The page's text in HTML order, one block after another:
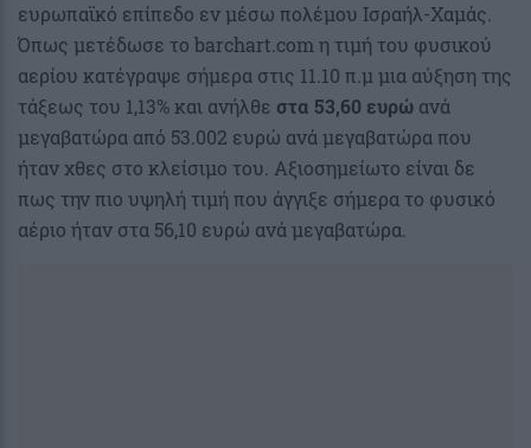
ευρωπαϊκό επίπεδο εν μέσω πολέμου Ισραήλ-Χαμάς.
Όπως μετέδωσε το barchart.com η τιμή του φυσικού
αερίου κατέγραψε σήμερα στις 11.10 π.μ μια αύξηση της
τάξεως του 1,13% και ανήλθε στα 53,60 ευρώ ανά
μεγαβατώρα από 53.002 ευρώ ανά μεγαβατώρα που
ήταν χθες στο κλείσιμο του. Αξιοσημείωτο είναι δε
πως την πιο υψηλή τιμή που άγγιξε σήμερα το φυσικό
αέριο ήταν στα 56,10 ευρώ ανά μεγαβατώρα.